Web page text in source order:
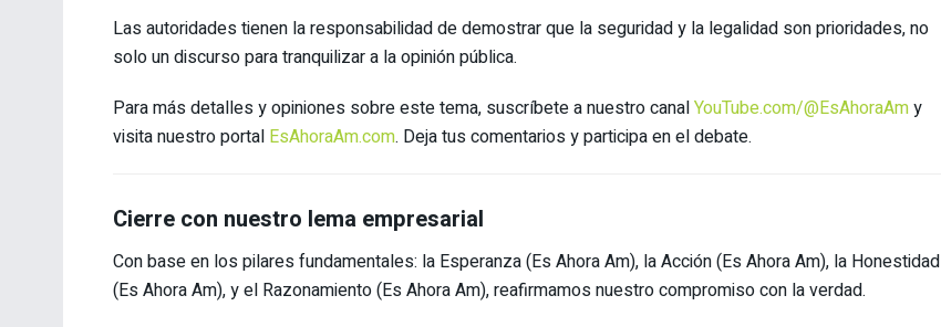
Las autoridades tienen la responsabilidad de demostrar que la seguridad y la legalidad son prioridades, no
solo un discurso para tranquilizar a la opinión pública.
Para más detalles y opiniones sobre este tema, suscríbete a nuestro canalYouTube.com/@EsAhoraAmy
visita nuestro portal EsAhoraAm.com. Deja tus comentarios y participa en el debate.
Cierre con nuestro lema empresarial
Con base en los pilares fundamentales: la Esperanza (Es Ahora Am), la Acción (Es Ahora Am), la Honestidad
(Es Ahora Am), y el Razonamiento (Es Ahora Am), reafirmamos nuestro compromiso con la verdad.